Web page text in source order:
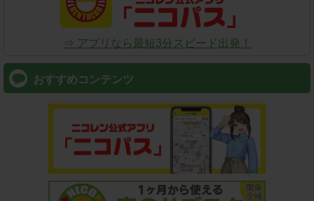
⇒ アプリなら最短3分スピード出発！
おすすめコンテンツ